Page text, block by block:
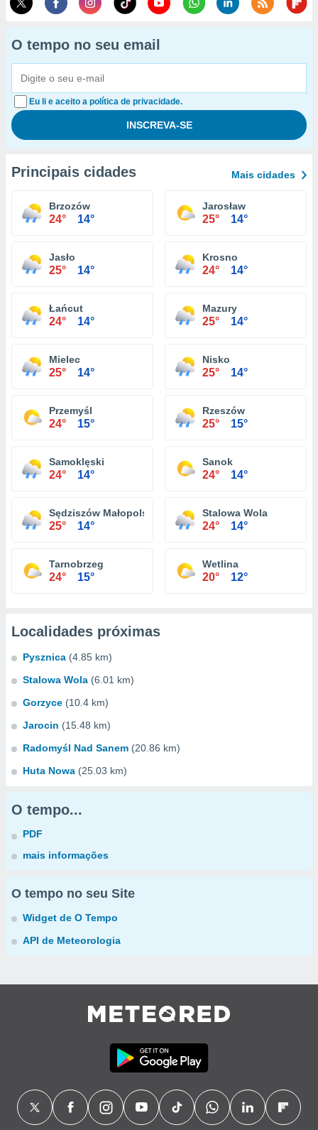
O tempo no seu email
Eu li e aceito a política de privacidade.
Principais cidades Mais cidades
Brzozów
24° 14°
Jarosław
25° 14°
Jasło
25° 14°
Krosno
24° 14°
Łańcut
24° 14°
Mazury
25° 14°
Mielec
25° 14°
Nisko
25° 14°
Przemyśl
24° 15°
Rzeszów
25° 15°
Samoklęski
24° 14°
Sanok
24° 14°
Sędziszów Małopolski
25° 14°
Stalowa Wola
24° 14°
Tarnobrzeg
24° 15°
Wetlina
20° 12°
Localidades próximas
Pysznica (4.85 km)
Stalowa Wola (6.01 km)
Gorzyce (10.4 km)
Jarocin (15.48 km)
Radomyśl Nad Sanem (20.86 km)
Huta Nowa (25.03 km)
O tempo...
PDF
mais informações
O tempo no seu Site
Widget de O Tempo
API de Meteorologia